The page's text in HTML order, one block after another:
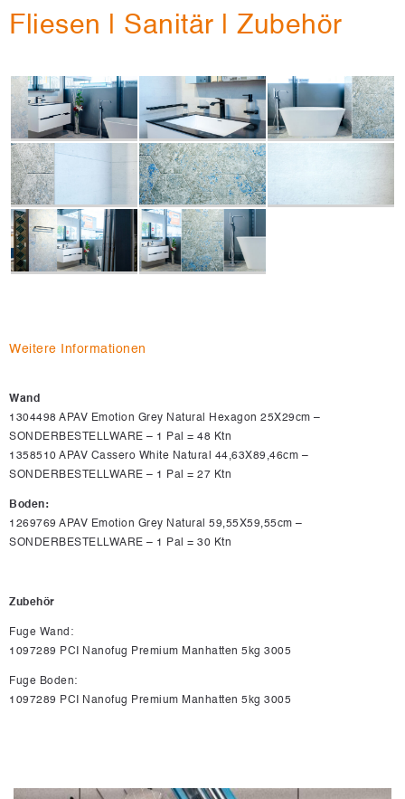
Fliesen | Sanitär | Zubehör
Weitere Informationen
Wand
1304498 APAV Emotion Grey Natural Hexagon 25X29cm –
SONDERBESTELLWARE – 1 Pal = 48 Ktn
1358510 APAV Cassero White Natural 44,63X89,46cm –
SONDERBESTELLWARE – 1 Pal = 27 Ktn
Boden:
1269769 APAV Emotion Grey Natural 59,55X59,55cm –
SONDERBESTELLWARE – 1 Pal = 30 Ktn
Zubehör
Fuge Wand:
1097289 PCI Nanofug Premium Manhatten 5kg 3005
Fuge Boden:
1097289 PCI Nanofug Premium Manhatten 5kg 3005